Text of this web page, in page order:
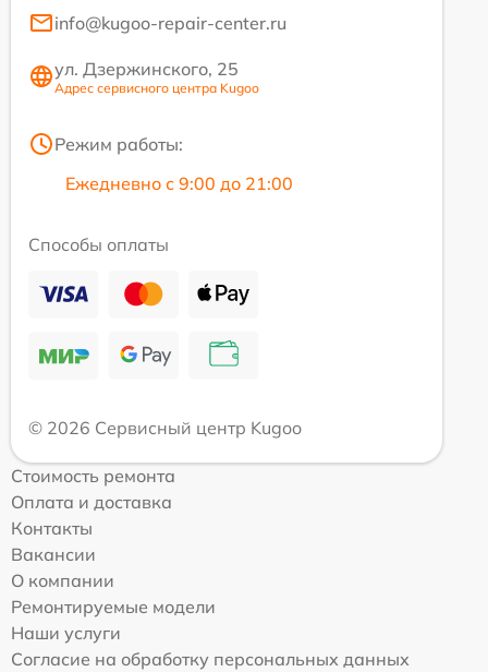
info@kugoo-repair-center.ru
ул. Дзержинского, 25
Адрес сервисного центра Kugoo
Режим работы:
Ежедневно с 9:00 до 21:00
Способы оплаты
© 2026 Сервисный центр Kugoo
Стоимость ремонта
Оплата и доставка
Контакты
Вакансии
О компании
Ремонтируемые модели
Наши услуги
Согласие на обработку персональных данных